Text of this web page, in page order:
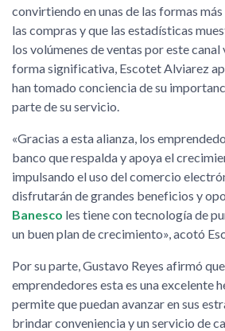
convirtiendo en unas de las formas
las compras y que las estadísticas
los volúmenes de ventas por este canal
forma significativa, Escotet Alviarez
han tomado conciencia de su
parte de su servicio.
«Gracias a esta alianza, los
banco que respalda y apoya el
impulsando el uso del comercio
disfrutarán de grandes beneficios y
Banesco les tiene con tecnología de
un buen plan de crecimiento», acotó
Por su parte, Gustavo Reyes afirmó
emprendedores esta es una excelente
permite que puedan avanzar en sus
brindar conveniencia y un servicio de